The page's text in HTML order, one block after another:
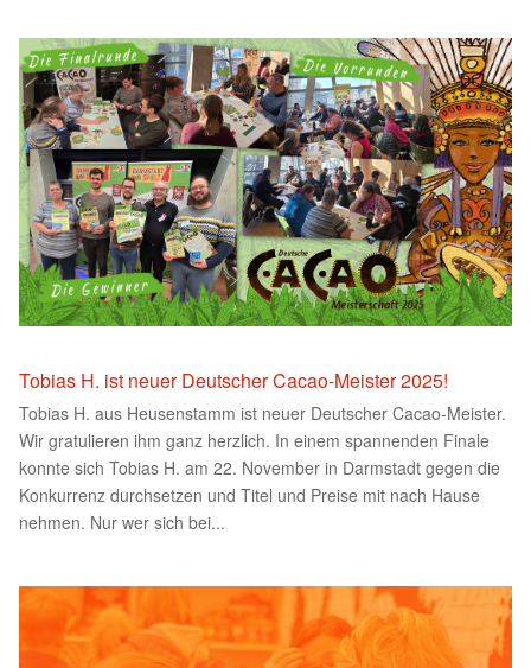
Tobias H. ist neuer Deutscher Cacao-Meister 2025!
Tobias H. aus Heusenstamm ist neuer Deutscher Cacao-Meister.
Wir gratulieren ihm ganz herzlich. In einem spannenden Finale
konnte sich Tobias H. am 22. November in Darmstadt gegen die
Konkurrenz durchsetzen und Titel und Preise mit nach Hause
nehmen. Nur wer sich bei...